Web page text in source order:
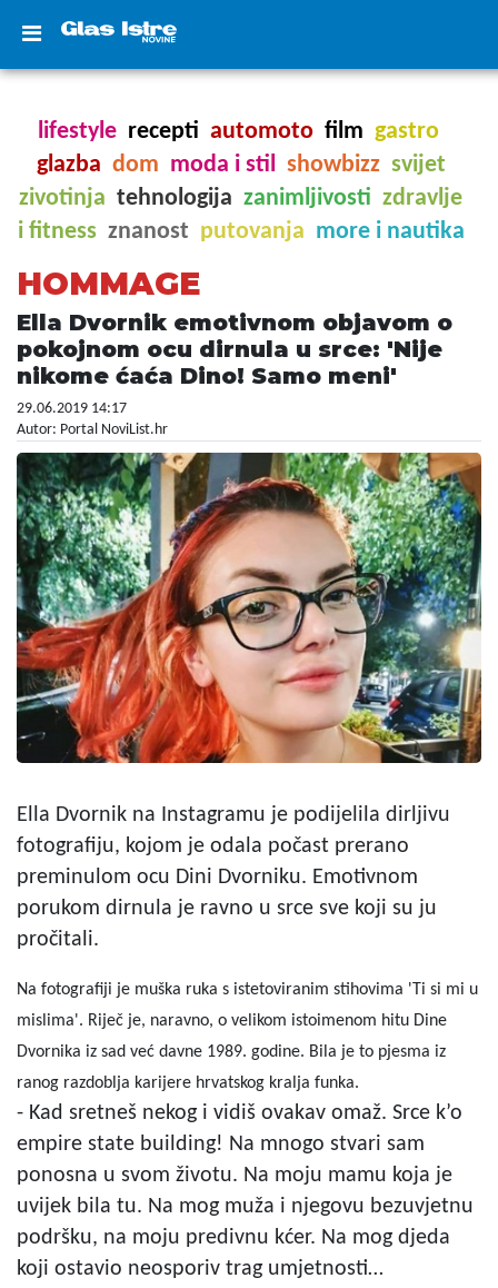
lifestyle recepti automoto film gastro
glazba dom moda i stil showbizz svijet
zivotinja tehnologija zanimljivosti zdravlje
i fitness znanost putovanja more i nautika
HOMMAGE
Ella Dvornik emotivnom objavom o
pokojnom ocu dirnula u srce: 'Nije
nikome ćaća Dino! Samo meni'
29.06.2019 14:17
Autor: Portal NoviList.hr
Ella Dvornik na Instagramu je podijelila dirljivu
fotografiju, kojom je odala počast prerano
preminulom ocu Dini Dvorniku. Emotivnom
porukom dirnula je ravno u srce sve koji su ju
pročitali.
Na fotografiji je muška ruka s istetoviranim stihovima 'Ti si mi u
mislima'. Riječ je, naravno, o velikom istoimenom hitu Dine
Dvornika iz sad već davne 1989. godine. Bila je to pjesma iz
ranog razdoblja karijere hrvatskog kralja funka.
- Kad sretneš nekog i vidiš ovakav omaž. Srce k’o
empire state building! Na mnogo stvari sam
ponosna u svom životu. Na moju mamu koja je
uvijek bila tu. Na mog muža i njegovu bezuvjetnu
podršku, na moju predivnu kćer. Na mog djeda
koji ostavio neosporiv trag umjetnosti…